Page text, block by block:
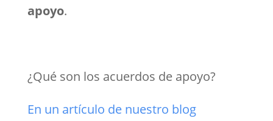
apoyo.
¿Qué son los acuerdos de apoyo?
En un artículo de nuestro blog